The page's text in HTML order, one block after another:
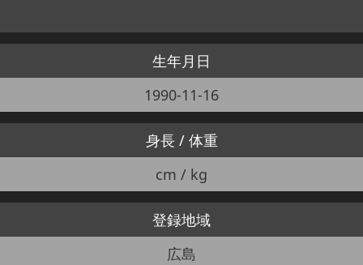
生年月日
1990-11-16
身長 / 体重
cm / kg
登録地域
広島